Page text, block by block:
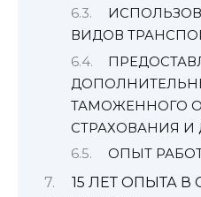
ВИДОВ
ТАМОЖЕННОГО
СТРАХОВАНИЯ И
ОПЫТ
15 ЛЕТ ОПЫТА В